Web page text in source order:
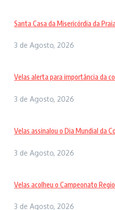
Santa Casa da Misericórdia da
3 de Agosto, 2026
Velas alerta para importância da
3 de Agosto, 2026
Velas assinalou o Dia Mundial da
3 de Agosto, 2026
Velas acolheu o Campeonato
3 de Agosto, 2026